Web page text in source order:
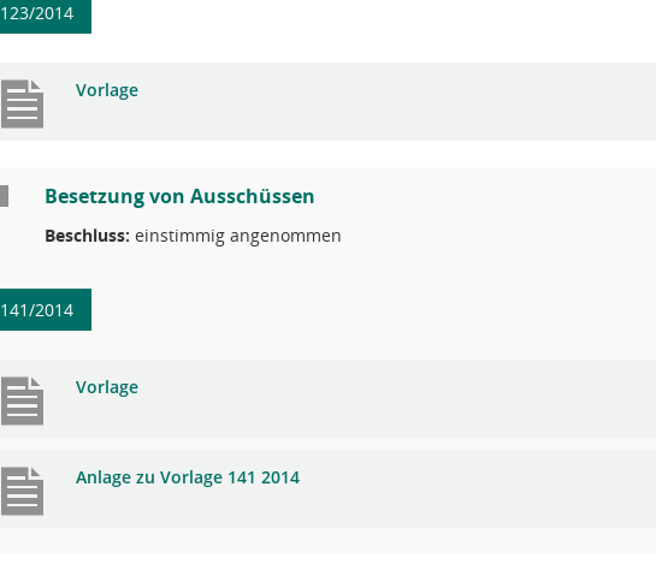
123/2014
Vorlage
Besetzung von Ausschüssen
Beschluss: einstimmig angenommen
141/2014
Vorlage
Anlage zu Vorlage 141 2014